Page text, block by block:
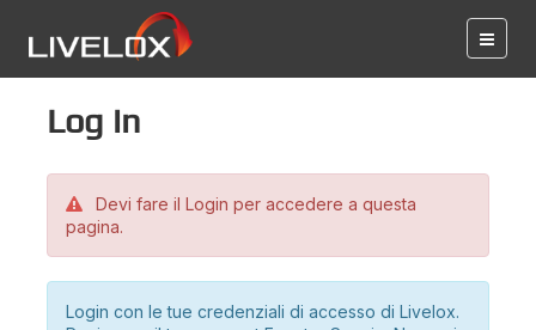
Log in
Devi fare il Login per accedere a questa
pagina.
Login con le tue credenziali di accesso di Livelox.